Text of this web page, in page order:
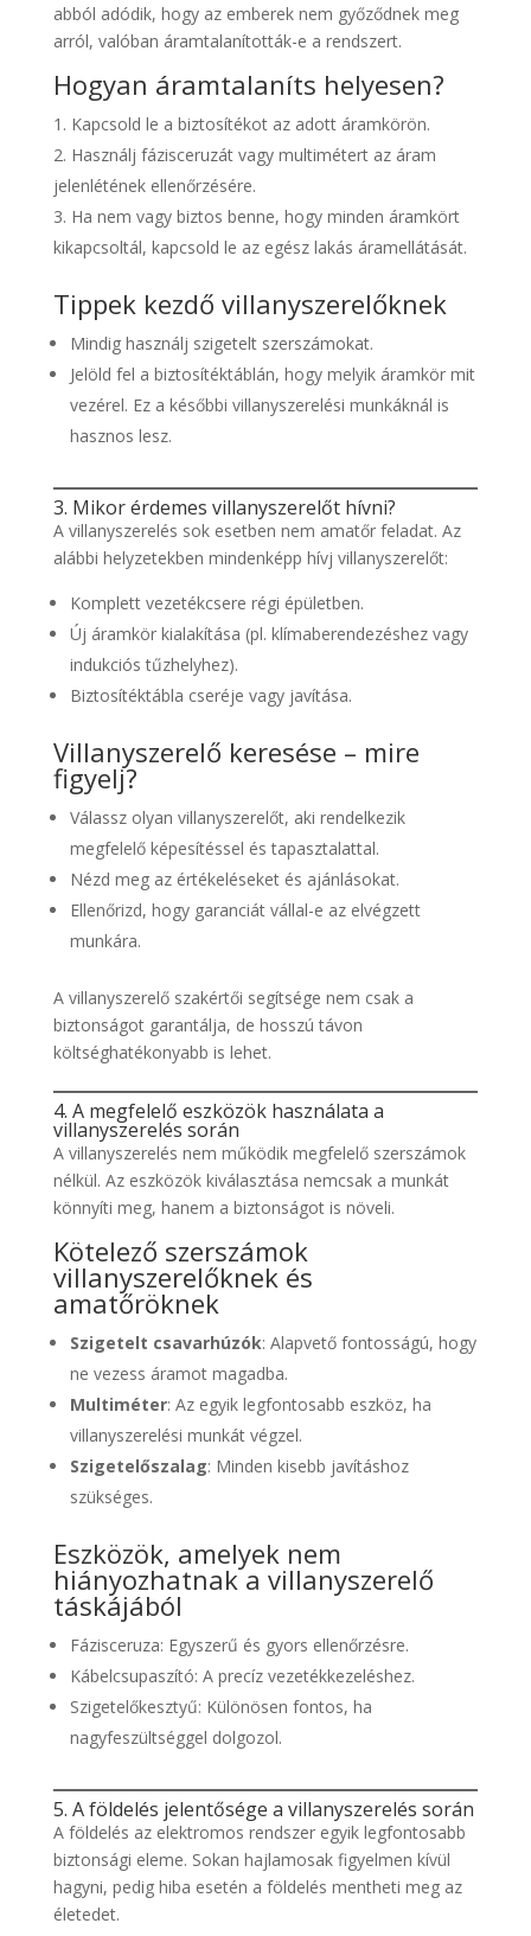
abból adódik, hogy az emberek nem győződnek meg
arról, valóban áramtalanították-e a rendszert.
Hogyan áramtalaníts helyesen?
Kapcsold le a biztosítékot az adott áramkörön.
Használj fázisceruzát vagy multimétert az áram
jelenlétének ellenőrzésére.
Ha nem vagy biztos benne, hogy minden áramkört
kikapcsoltál, kapcsold le az egész lakás áramellátását.
Tippek kezdő villanyszerelőknek
Mindig használj szigetelt szerszámokat.
Jelöld fel a biztosítéktáblán, hogy melyik áramkör mit
vezérel. Ez a későbbi villanyszerelési munkáknál is
hasznos lesz.
3. Mikor érdemes villanyszerelőt hívni?
A villanyszerelés sok esetben nem amatőr feladat. Az
alábbi helyzetekben mindenképp hívj villanyszerelőt:
Komplett vezetékcsere régi épületben.
Új áramkör kialakítása (pl. klímaberendezéshez vagy
indukciós tűzhelyhez).
Biztosítéktábla cseréje vagy javítása.
Villanyszerelő keresése – mire
figyelj?
Válassz olyan villanyszerelőt, aki rendelkezik
megfelelő képesítéssel és tapasztalattal.
Nézd meg az értékeléseket és ajánlásokat.
Ellenőrizd, hogy garanciát vállal-e az elvégzett
munkára.
A villanyszerelő szakértői segítsége nem csak a
biztonságot garantálja, de hosszú távon
költséghatékonyabb is lehet.
4. A megfelelő eszközök használata a
villanyszerelés során
A villanyszerelés nem működik megfelelő szerszámok
nélkül. Az eszközök kiválasztása nemcsak a munkát
könnyíti meg, hanem a biztonságot is növeli.
Kötelező szerszámok
villanyszerelőknek és
amatőröknek
Szigetelt csavarhúzók: Alapvető fontosságú, hogy
ne vezess áramot magadba.
Multiméter: Az egyik legfontosabb eszköz, ha
villanyszerelési munkát végzel.
Szigetelőszalag: Minden kisebb javításhoz
szükséges.
Eszközök, amelyek nem
hiányozhatnak a villanyszerelő
táskájából
Fázisceruza: Egyszerű és gyors ellenőrzésre.
Kábelcsupaszító: A precíz vezetékkezeléshez.
Szigetelőkesztyű: Különösen fontos, ha
nagyfeszültséggel dolgozol.
5. A földelés jelentősége a villanyszerelés során
A földelés az elektromos rendszer egyik legfontosabb
biztonsági eleme. Sokan hajlamosak figyelmen kívül
hagyni, pedig hiba esetén a földelés mentheti meg az
életedet.